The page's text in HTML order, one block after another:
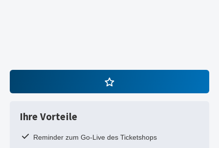
Ihre Vorteile
Reminder zum Go-Live des Ticketshops